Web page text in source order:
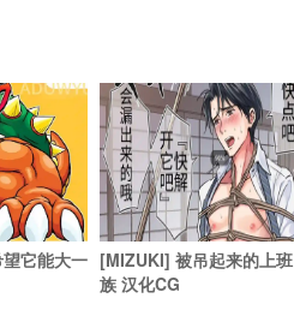
它能大一 [MIZUKI] 被吊起来的上班
族 汉化CG